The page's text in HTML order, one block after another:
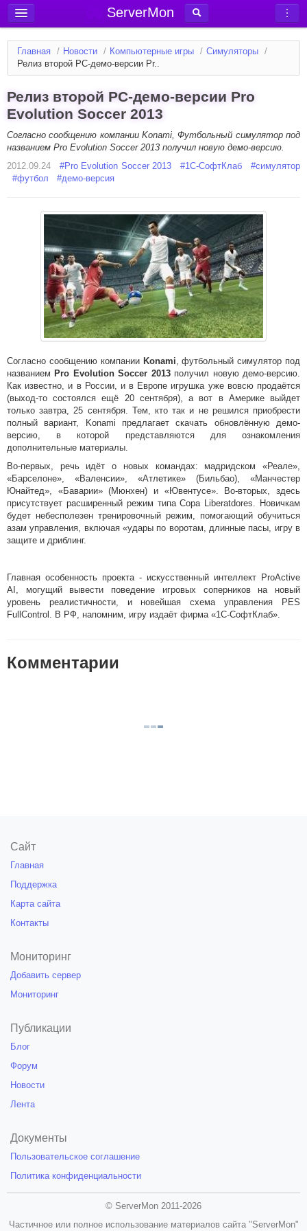
ServerMon
Добавить сервер
Мониторинг серверов
Форум
Вход в аккаунт
Главная / Новости / Компьютерные игры / Симуляторы /
Релиз второй PC-демо-версии Pr..
Релиз второй PC-демо-версии Pro
Evolution Soccer 2013
Согласно сообщению компании Konami, Футбольный симулятор под
названием Pro Evolution Soccer 2013 получил новую демо-версию.
2012.09.24
#Pro Evolution Soccer 2013 #1С-СофтКлаб #симулятор
#футбол #демо-версия
Согласно сообщению компании Konami, футбольный симулятор под
названием Pro Evolution Soccer 2013получил новую демо-версию.
Как известно, и в России, и в Европе игрушка уже вовсю продаётся
(выход-то состоялся ещё 20 сентября), а вот в Америке выйдет
только завтра, 25 сентября. Тем, кто так и не решился приобрести
полный вариант, Konami предлагает скачать обновлённую демо-
версию, в которой представляются для ознакомления
дополнительные материалы.
Во-первых, речь идёт о новых командах: мадридском «Реале»,
«Барселоне», «Валенсии», «Атлетике» (Бильбао), «Манчестер
Юнайтед», «Баварии» (Мюнхен) и «Ювентусе». Во-вторых, здесь
присутствует расширенный режим типа Copa Liberatdores. Новичкам
будет небесполезен тренировочный режим, помогающий обучиться
азам управления, включая «удары по воротам, длинные пасы, игру в
защите и дриблинг.
Главная особенность проекта - искусственный интеллект ProActive
AI, могущий вывести поведение игровых соперников на новый
уровень реалистичности, и новейшая схема управления PES
FullControl. В РФ, напомним, игру издаёт фирма «1С-СофтКлаб».
Комментарии
Сайт
Главная
Поддержка
Карта сайта
Контакты
Мониторинг
Добавить сервер
Мониторинг
Публикации
Блог
Форум
Новости
Лента
Документы
Пользовательское соглашение
Политика конфиденциальности
© ServerMon 2011-2026
Частичное или полное использование материалов сайта "ServerMon"